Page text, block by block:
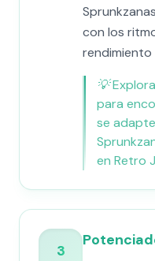
con los
rendimiento
💡
para
se
en Retro
3